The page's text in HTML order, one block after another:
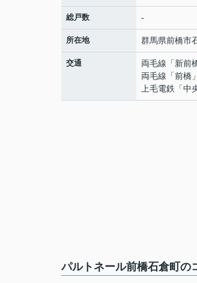
総戸数 -
所在地 群馬県前橋市
交通 両毛線 「新前
両毛線 「前橋
上毛電鉄 「中
パルトネール前橋石倉町の